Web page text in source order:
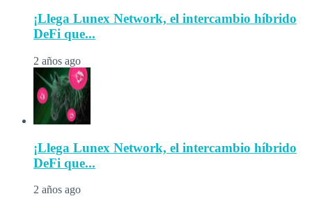
¡Llega Lunex Network, el intercambio híbrido
DeFi que...
2 años ago
¡Llega Lunex Network, el intercambio híbrido
DeFi que...
2 años ago